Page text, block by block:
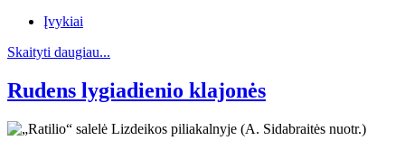
Įvykiai
Skaityti daugiau...
Rudens lygiadienio klajonės